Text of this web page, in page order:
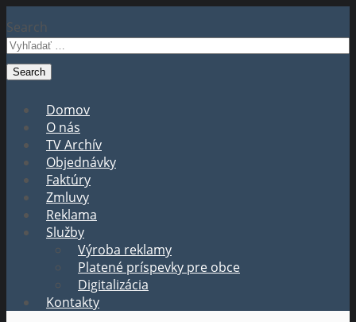
Search
Domov
O nás
TV Archív
Objednávky
Faktúry
Zmluvy
Reklama
Služby
Výroba reklamy
Platené príspevky pre obce
Digitalizácia
Kontakty